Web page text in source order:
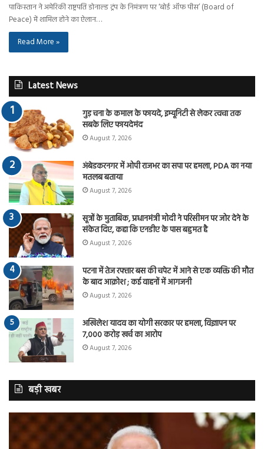
पाकिस्तान ने अमेरिकी राष्ट्रपति डोनाल्ड ट्रंप के निमंत्रण पर ‘बोर्ड ऑफ पीस’ (Board of
Peace) में शामिल होने का ऐलान…
Read More »
Latest News
गुड़ चना के कमाल के फायदे, इम्यूनिटी से लेकर त्वचा तक
सबके लिए फायदेमंद
August 7, 2026
अंबेडकरनगर में ओपी राजभर का सपा पर हमला, PDA का नया
मतलब बताया
August 7, 2026
सूत्रों के मुताबिक, प्रधानमंत्री मोदी ने परिसीमन पर जोर देने के
संकेत दिए, कहा कि एनडीए के पास बहुमत है
August 7, 2026
पटना में तेज रफ्तार बस की चपेट में आने से एक व्यक्ति की मौत
के बाद आक्रोश ; कई वाहनों में आगजनी
August 7, 2026
अखिलेश यादव का योगी सरकार पर हमला, विज्ञापन पर
7,000 करोड़ खर्च का आरोप
August 7, 2026
बड़ी खबर